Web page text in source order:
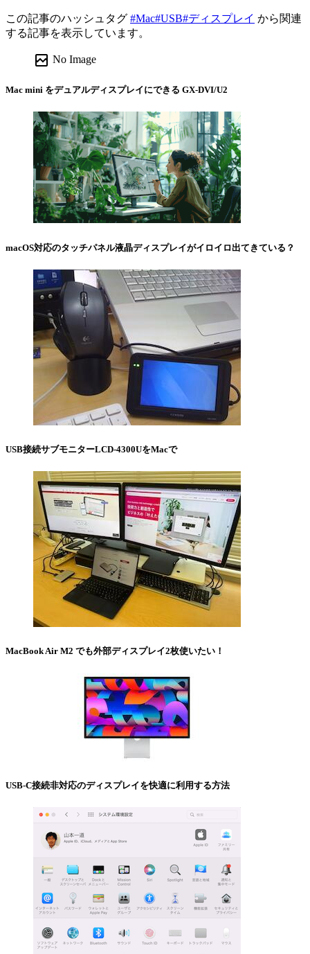
この記事のハッシュタグ #Mac#USB#ディスプレイ から関連
する記事を表示しています。
broken_image No Image
Mac mini をデュアルディスプレイにできる GX-DVI/U2
macOS対応のタッチパネル液晶ディスプレイがイロイロ出てきている？
USB接続サブモニターLCD-4300UをMacで
MacBook Air M2 でも外部ディスプレイ2枚使いたい！
USB-C接続非対応のディスプレイを快適に利用する方法